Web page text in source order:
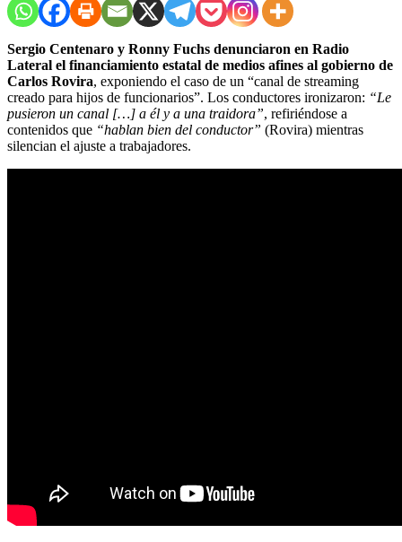
Sergio Centenaro y Ronny Fuchs denunciaron en Radio
Lateral el financiamiento estatal de medios afines al gobierno de
Carlos Rovira, exponiendo el caso de un “canal de streaming
creado para hijos de funcionarios”. Los conductores ironizaron: “Le
pusieron un canal […] a él y a una traidora”, refiriéndose a
contenidos que “hablan bien del conductor” (Rovira) mientras
silencian el ajuste a trabajadores.